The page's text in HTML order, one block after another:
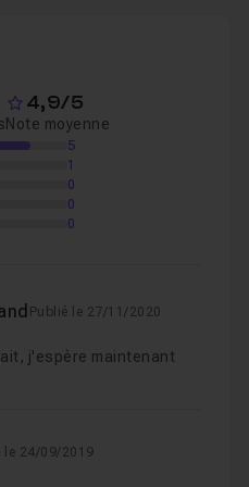
4,9/5
Note moyenne
5
1
0
0
0
Publié le 27/11/2020
j'espère maintenant
le 24/09/2019